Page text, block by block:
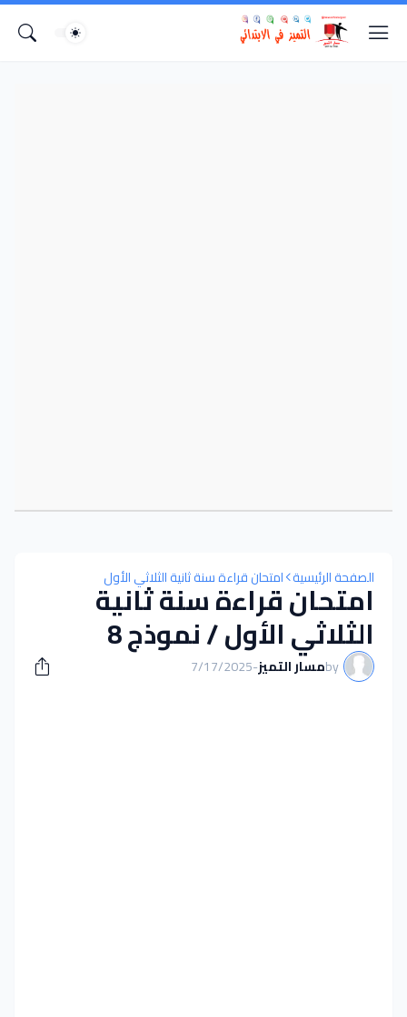
الصفحة الرئيسية امتحان قراءة سنة ثانية الثلاثي الأول
امتحان قراءة سنة ثانية
الثلاثي الأول / نموذج 8
byمسار التميز-
7/17/2025